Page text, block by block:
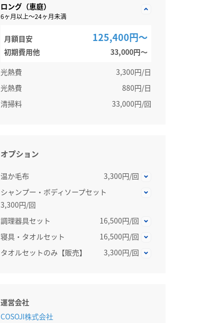
ロング（恵庭）
6ヶ月以上～24ヶ月未満
月額目安 125,400円～
初期費用他
33,000円〜
光熱費
3,300円/日
光熱費
880円/日
清掃料
33,000円/回
オプション
温か毛布
3,300円/回
シャンプー・ボディソープセット
3,300円/回
調理器具セット
16,500円/回
寝具・タオルセット
16,500円/回
タオルセットのみ【販売】
3,300円/回
運営会社
COSOJI株式会社